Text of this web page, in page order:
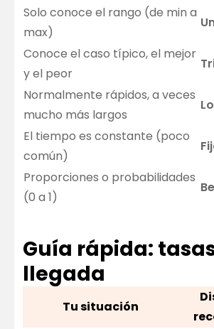
Solo conoce el rango (de min a
max)
Conoce el caso típico, el mejor
y el peor
Normalmente rápidos, a veces
mucho más largos
El tiempo es constante (poco
común)
Proporciones o probabilidades
(0 a 1)
Guía rápida:
llegada
Tu situación